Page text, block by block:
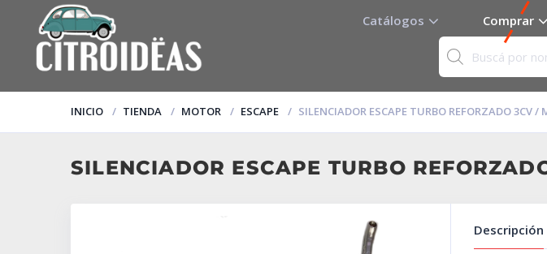
Catálogos Comprar
INICIO TIENDA MOTOR ESCAPE SILENCIADOR ESCAPE TURBO REFORZADO 3CV /
SILENCIADOR ESCAPE TURBO
Descripción